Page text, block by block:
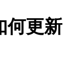
何更新